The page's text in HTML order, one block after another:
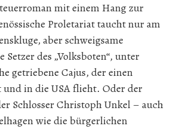
mit einem Hang zur
Proletariat taucht nur am
aber schweigsame
Setzer des „Volksboten“, unter
getriebene Cajus, der einen
und in die USA flieht. Oder der
Schlosser Christoph Unkel – auch
wie die bürgerlichen